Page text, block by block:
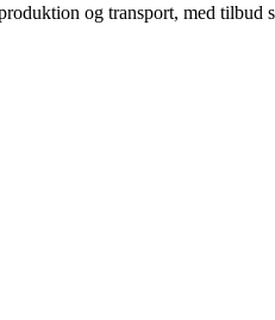
og transport, med tilbud